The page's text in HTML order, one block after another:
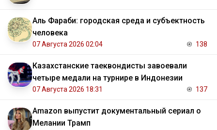
Аль Фараби: городская среда и субъектность
человека
07 Августа 2026 02:04 138
Казахстанские таеквондисты завоевали
четыре медали на турнире в Индонезии
07 Августа 2026 18:31 137
Amazon выпустит документальный сериал о
Мелании Трамп